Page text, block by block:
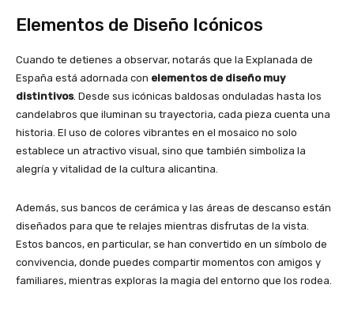
Elementos de Diseño Icónicos
Cuando te detienes a observar, notarás que la Explanada de
España está adornada con elementos de diseño muy
distintivos. Desde sus icónicas baldosas onduladas hasta los
candelabros que iluminan su trayectoria, cada pieza cuenta una
historia. El uso de colores vibrantes en el mosaico no solo
establece un atractivo visual, sino que también simboliza la
alegría y vitalidad de la cultura alicantina.
Además, sus bancos de cerámica y las áreas de descanso están
diseñados para que te relajes mientras disfrutas de la vista.
Estos bancos, en particular, se han convertido en un símbolo de
convivencia, donde puedes compartir momentos con amigos y
familiares, mientras exploras la magia del entorno que los rodea.